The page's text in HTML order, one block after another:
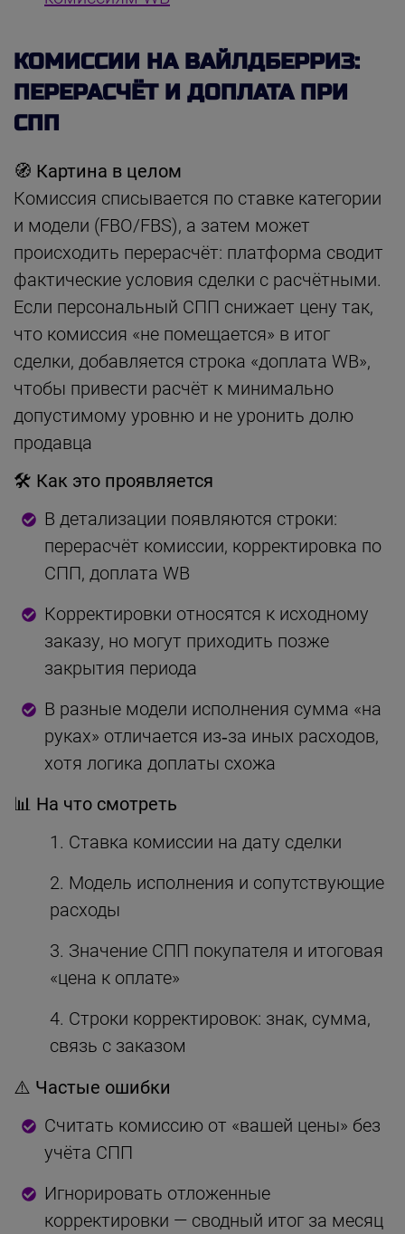
КОМИССИИ НА ВАЙЛДБЕРРИЗ:
ПЕРЕРАСЧЁТ И ДОПЛАТА ПРИ
СПП
🧭 Картина в целом
Комиссия списывается по ставке категории
и модели (FBO/FBS), а затем может
происходить перерасчёт: платформа сводит
фактические условия сделки с расчётными.
Если персональный СПП снижает цену так,
что комиссия «не помещается» в итог
сделки, добавляется строка «доплата WB»,
чтобы привести расчёт к минимально
допустимому уровню и не уронить долю
продавца
🛠 Как это проявляется
В детализации появляются строки:
перерасчёт комиссии, корректировка по
СПП, доплата WB
Корректировки относятся к исходному
заказу, но могут приходить позже
закрытия периода
В разные модели исполнения сумма «на
руках» отличается из‑за иных расходов,
хотя логика доплаты схожа
📊 На что смотреть
Ставка комиссии на дату сделки
Модель исполнения и сопутствующие
расходы
Значение СПП покупателя и итоговая
«цена к оплате»
Строки корректировок: знак, сумма,
связь с заказом
⚠️ Частые ошибки
Считать комиссию от «вашей цены» без
учёта СПП
Игнорировать отложенные
корректировки — сводный итог за месяц